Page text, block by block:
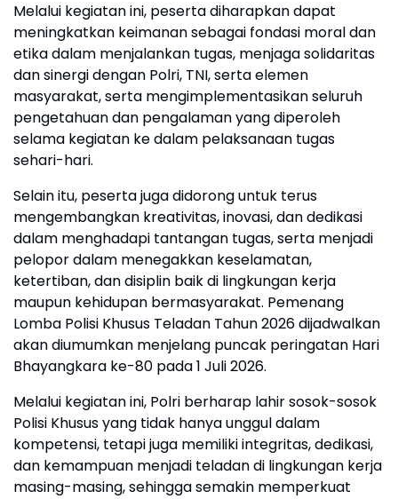
Melalui kegiatan ini, peserta diharapkan dapat
meningkatkan keimanan sebagai fondasi moral dan
etika dalam menjalankan tugas, menjaga solidaritas
dan sinergi dengan Polri, TNI, serta elemen
masyarakat, serta mengimplementasikan seluruh
pengetahuan dan pengalaman yang diperoleh
selama kegiatan ke dalam pelaksanaan tugas
sehari-hari.
Selain itu, peserta juga didorong untuk terus
mengembangkan kreativitas, inovasi, dan dedikasi
dalam menghadapi tantangan tugas, serta menjadi
pelopor dalam menegakkan keselamatan,
ketertiban, dan disiplin baik di lingkungan kerja
maupun kehidupan bermasyarakat. Pemenang
Lomba Polisi Khusus Teladan Tahun 2026 dijadwalkan
akan diumumkan menjelang puncak peringatan Hari
Bhayangkara ke-80 pada 1 Juli 2026.
Melalui kegiatan ini, Polri berharap lahir sosok-sosok
Polisi Khusus yang tidak hanya unggul dalam
kompetensi, tetapi juga memiliki integritas, dedikasi,
dan kemampuan menjadi teladan di lingkungan kerja
masing-masing, sehingga semakin memperkuat